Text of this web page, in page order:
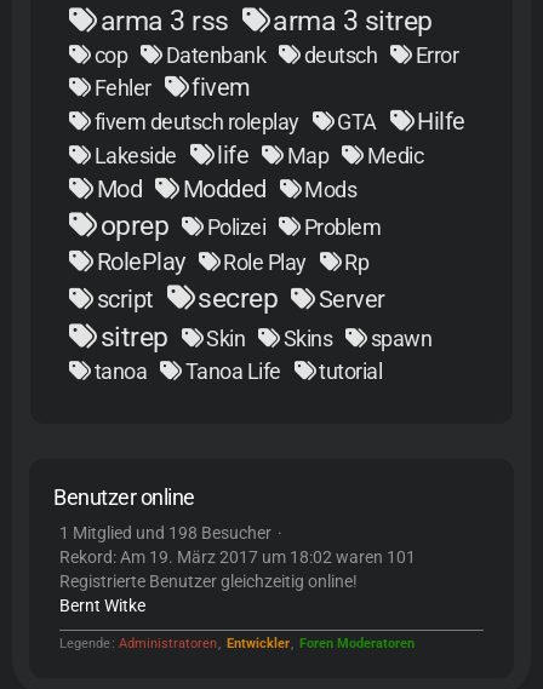
arma 3 rss
arma 3 sitrep
cop Datenbank deutsch
Error
Fehler
fivem
fivem deutsch roleplay GTA Hilfe
Lakeside life Map Medic
Mod Modded Mods
oprep Polizei Problem
RolePlay Role Play Rp
script secrep Server
sitrep Skin Skins
spawn
tanoa
Tanoa Life tutorial
Benutzer online
1 Mitglied und 198 Besucher
Rekord: Am 19. März 2017 um 18:02 waren 101
Registrierte Benutzer gleichzeitig online!
Bernt Witke
Legende Administratoren Entwickler Foren Moderatoren